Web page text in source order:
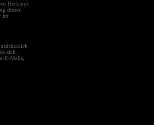
Herkunft
dieser
im
sich
E-Mails,